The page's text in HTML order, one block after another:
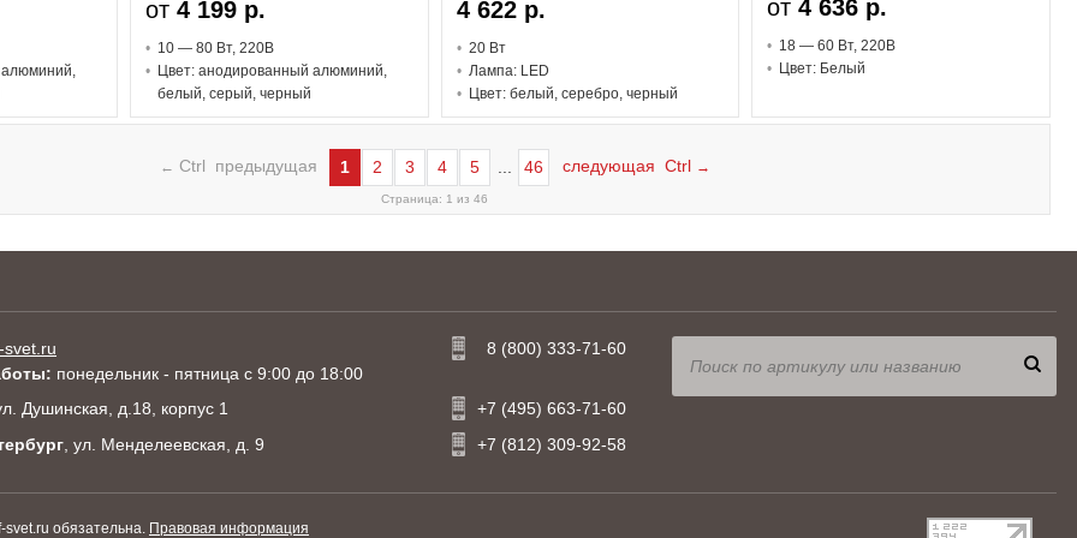
алюминий,
от4 199 р.
10 — 80 Вт, 220В
Цвет: анодированный алюминий,
белый, серый, черный
4 622 р.
20 Вт
Лампа: LED
Цвет: белый, серебро, черный
от 4 636 р.
18 — 60 Вт, 220В
Цвет: Белый
← Ctrl предыдущая 1 2 3 4 5 46 следующая Ctrl →
Страница: 1 из 46
svet.ru
понедельник - пятница с 9:00 до 18:00
ул. Душинская, д.18, корпус 1
, ул. Менделеевская, д. 9
8 (800) 333-71-60
+7 (495) 663-71-60
+7 (812) 309-92-58
обязательна. Правовая информация